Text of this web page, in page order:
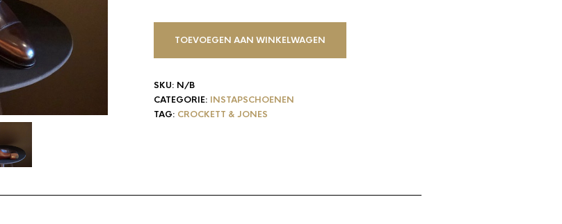
TOEVOEGEN AAN WINKELWAGEN
SKU: N/B
CATEGORIE: INSTAPSCHOENEN
TAG: CROCKETT & JONES